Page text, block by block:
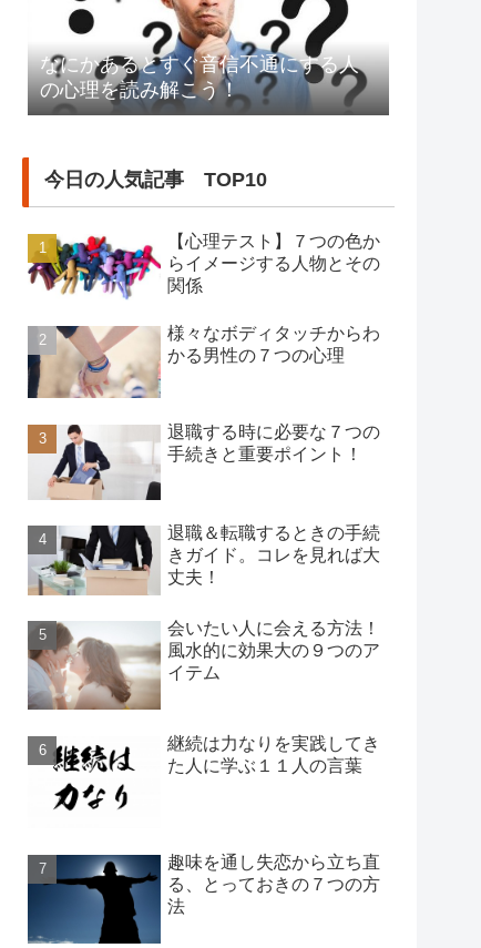
なにかあるとすぐ音信不通にする人
の心理を読み解こう！
今日の人気記事 TOP10
【心理テスト】７つの色か
らイメージする人物とその
関係
様々なボディタッチからわ
かる男性の７つの心理
退職する時に必要な７つの
手続きと重要ポイント！
退職＆転職するときの手続
きガイド。コレを見れば大
丈夫！
会いたい人に会える方法！
風水的に効果大の９つのア
イテム
継続は力なりを実践してき
た人に学ぶ１１人の言葉
趣味を通し失恋から立ち直
る、とっておきの７つの方
法